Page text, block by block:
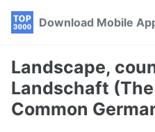
Skip
navigation
Skip
Skip
Download Mobile
Landscape,
Landschaft
Common